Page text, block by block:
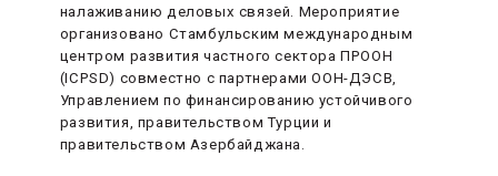
налаживанию деловых связей. Мероприятие
организовано Стамбульским международным
центром развития частного сектора ПРООН
(ICPSD) совместно с партнерами ООН-ДЭСВ,
Управлением по финансированию устойчивого
развития, правительством Турции и
правительством Азербайджана.